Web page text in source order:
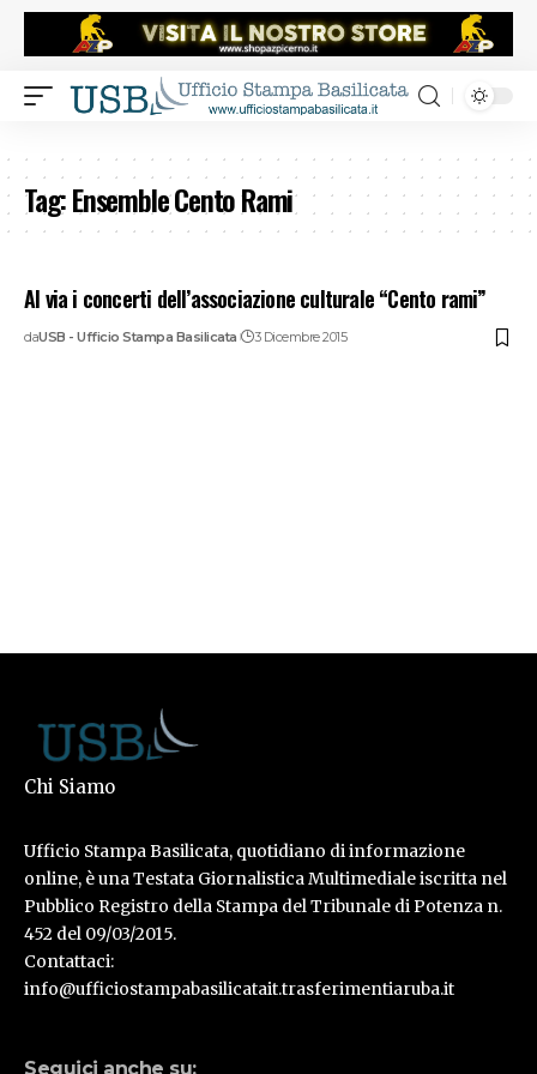
Tag:Ensemble Cento Rami
Al via i concerti dell’associazione culturale “Cento rami”
daUSB - Ufficio Stampa Basilicata 3 Dicembre 2015
Chi Siamo
Ufficio Stampa Basilicata, quotidiano di informazione
online, è una Testata Giornalistica Multimediale iscritta nel
Pubblico Registro della Stampa del Tribunale di Potenza n.
452 del 09/03/2015.
Contattaci:
info@ufficiostampabasilicatait.trasferimentiaruba.it
Seguici anche su: